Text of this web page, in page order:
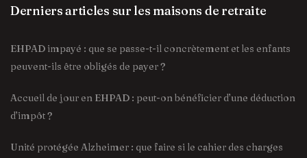
Derniers articles sur les maisons de retraite
EHPAD impayé : que se passe-t-il concrètement et les enfants
peuvent-ils être obligés de payer ?
Accueil de jour en EHPAD : peut-on bénéficier d’une déduction
d’impôt ?
Unité protégée Alzheimer : que faire si le cahier des charges